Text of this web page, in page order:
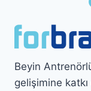
Beyin
gelişimine